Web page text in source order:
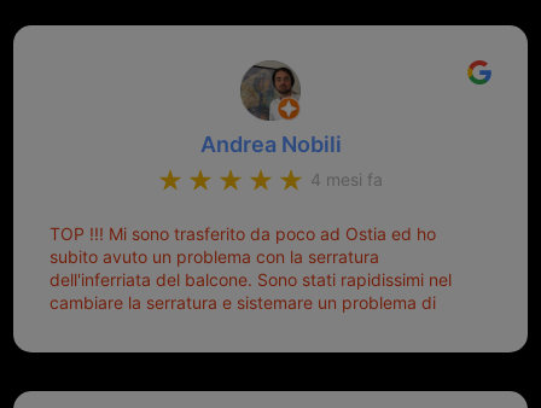
il coperchietto, la chiave era fissata con un filo di
che non ti staccasse la chiave dal blocchetto e
talvolta non faceva bene il contatto nel quadro e
bisognava armeggiare un po', praticamente entrare e
mettere in moto era un terno al Lotto; ormai pensavo
di dover prendere un mutuo per ricomprarle alla
Nissan... e invece ho scoperto che la Ferramenta
tutti i tipi. Adesso che ho la mia fiammante chiave
nuova (solo la chiave, perché la macchina è rimasta
quella di prima), ogni volta che salgo in macchina, il
mio pensiero va subito a Michele perché non dover
mette di buon umore, e ti fa cominciare bene la
lo consiglio a chiunque debba duplicare una chiave
Andrea Nobili
4 mesi fa
TOP !!! Mi sono trasferito da poco ad Ostia ed ho
subito avuto un problema con la serratura
dell'inferriata del balcone. Sono stati rapidissimi nel
cambiare la serratura e sistemare un problema di
onesto evitando spese ben più esose. Competenti,
un punto di riferimento per situazioni di questo tipo